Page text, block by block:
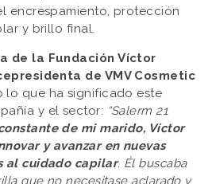
encrespamiento, protección
y brillo final.
de la Fundación Víctor
de VMV Cosmetic
lo que ha significado este
y el sector: “Salerm 21
de mi marido, Víctor
y avanzar en nuevas
al cuidado capilar. Él buscaba
que no necesitase aclarado y